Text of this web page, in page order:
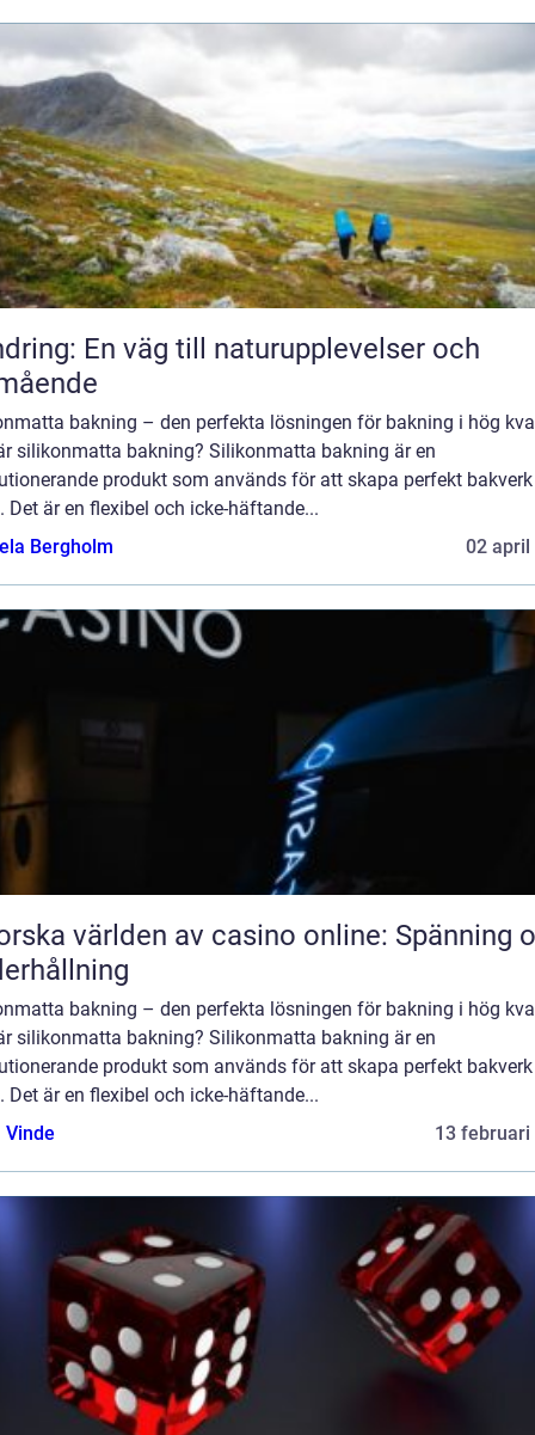
En väg till naturupplevelser och
bakning – den perfekta lösningen för bakning i hög
silikonmatta bakning? Silikonmatta bakning är en
produkt som används för att skapa perfekt
Det är en flexibel och icke-häftande...
Bergholm
02 april
världen av casino online: Spänning
bakning – den perfekta lösningen för bakning i hög
silikonmatta bakning? Silikonmatta bakning är en
produkt som används för att skapa perfekt
Det är en flexibel och icke-häftande...
Vinde
13 februari